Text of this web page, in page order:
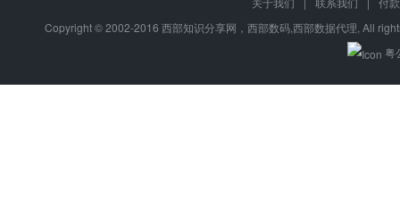
Copyright © 2002-2016 西部知识分享网，西部数码,西部数据代理, All
粤